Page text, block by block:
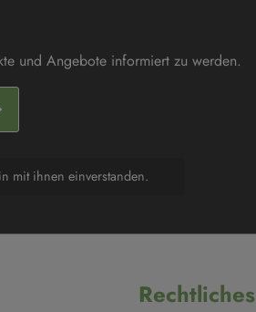
und Angebote informiert zu werden.
mit ihnen einverstanden.
Rechtliches